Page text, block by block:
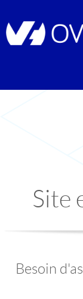
Site
Besoin